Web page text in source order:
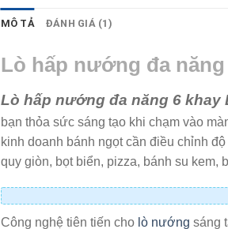
MÔ TẢ ĐÁNH GIÁ (1)
Lò hấp nướng đa năng
Lò hấp nướng đa năng 6 khay
bạn thỏa sức sáng tạo khi chạm vào
kinh doanh bánh ngọt cần điều chỉnh
quy giòn, bọt biển, pizza, bánh su kem,
Công nghệ tiên tiến cho lò nướng sáng